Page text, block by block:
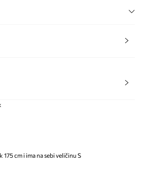
cm i ima na sebi veličinu S